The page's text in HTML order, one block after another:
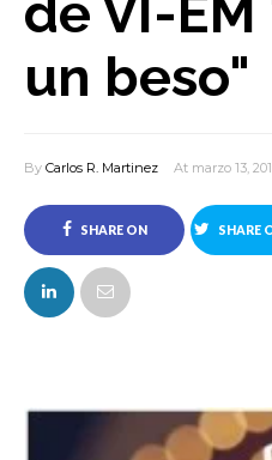
de VI-
un beso"
By Carlos R. Martinez At marzo 13,
SHARE ON
FACEBOOK
SHARE